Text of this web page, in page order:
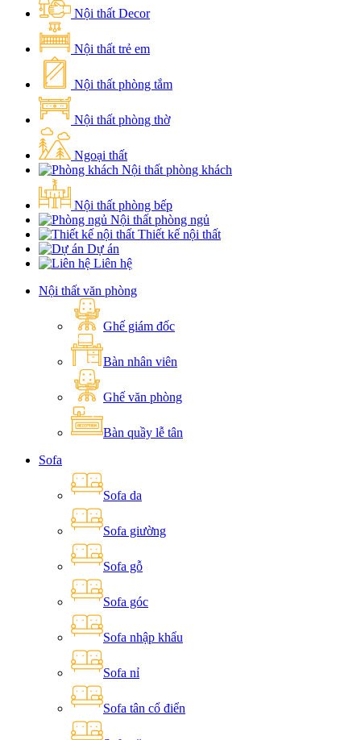
Nội thất Decor
Nội thất trẻ em
Nội thất phòng tắm
Nội thất phòng thờ
Ngoại thất
Nội thất phòng khách
Nội thất phòng bếp
Nội thất phòng ngủ
Thiết kế nội thất
Dự án
Liên hệ
Nội thất văn phòng
Ghế giám đốc
Bàn nhân viên
Ghế văn phòng
Bàn quầy lễ tân
Sofa
Sofa da
Sofa giường
Sofa gỗ
Sofa góc
Sofa nhập khẩu
Sofa nỉ
Sofa tân cổ điển